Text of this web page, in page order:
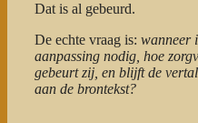
Dat is al gebeurd.
De echte vraag is: wanneer
aanpassing nodig, hoe
gebeurt zij, en blijft de
aan de brontekst?